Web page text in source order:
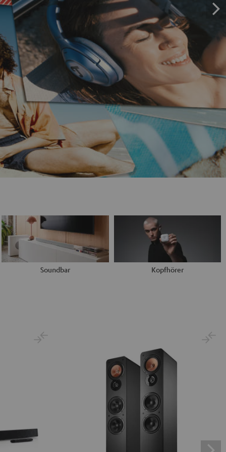
Soundbar Kopfhörer